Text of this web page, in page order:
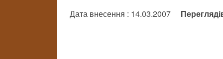
Дата внесення : 14.03.2007